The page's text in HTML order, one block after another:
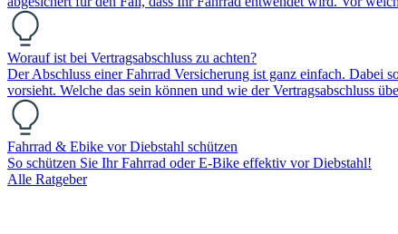
Worauf ist bei Vertragsabschluss zu achten?
Der Abschluss einer Fahrrad Versicherung ist ganz einfach. Dabei
vorsieht. Welche das sein können und wie der Vertragsabschluss
Fahrrad & Ebike vor Diebstahl schützen
So schützen Sie Ihr Fahrrad oder E-Bike effektiv vor Diebstahl!
Alle Ratgeber